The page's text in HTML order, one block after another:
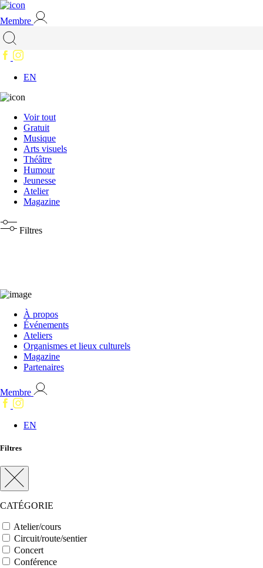
Membre
EN
Voir tout
Gratuit
Musique
Arts visuels
Théâtre
Humour
Jeunesse
Atelier
Magazine
Filtres
À propos
Événements
Ateliers
Organismes et lieux culturels
Magazine
Partenaires
Membre
EN
Filtres
CATÉGORIE
Atelier/cours
Circuit/route/sentier
Concert
Conférence